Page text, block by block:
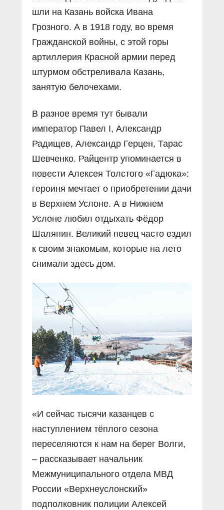
шли на Казань войска Ивана
Грозного. А в 1918 году, во время
Гражданской войны, с этой горы
артиллерия Красной армии перед
штурмом обстреливала Казань,
занятую белочехами.
В разное время тут бывали
император Павел I, Александр
Радищев, Александр Герцен, Тарас
Шевченко. Райцентр упоминается в
повести Алексея Толстого «Гадюка»:
героиня мечтает о приобретении дачи
в Верхнем Услоне. А в Нижнем
Услоне любил отдыхать Фёдор
Шаляпин. Великий певец часто ездил
к своим знакомым, которые на лето
снимали здесь дом.
«И сейчас тысячи казанцев с
наступлением тёплого сезона
переселяются к нам на берег Волги,
– рассказывает начальник
Межмуниципального отдела МВД
России «Верхнеуслонский»
подполковник полиции Алексей